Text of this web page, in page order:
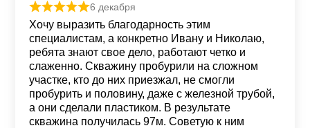
Оценка 5из 5
6 декабря
Хочу выразить благодарность этим
специалистам, а конкретно Ивану и Николаю,
ребята знают свое дело, работают четко и
слаженно. Скважину пробурили на сложном
участке, кто до них приезжал, не смогли
пробурить и половину, даже с железной трубой,
а они сделали пластиком. В результате
скважина получилась 97м. Советую к ним